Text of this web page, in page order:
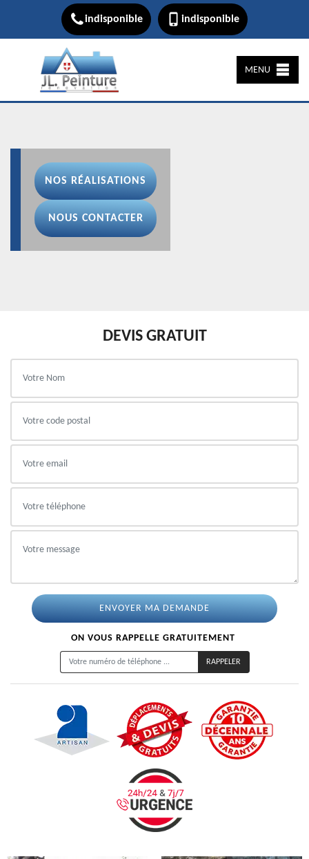
indisponible indisponible
MENU
NOS RÉALISATIONS
NOUS CONTACTER
DEVIS GRATUIT
ON VOUS RAPPELLE GRATUITEMENT